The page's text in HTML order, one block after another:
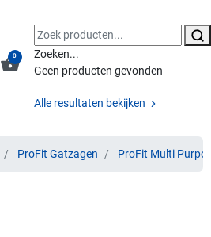
shopping_basket
0
Zoeken...
Geen producten gevonden
Alle resultaten bekijken
ProFit Gatzagen ProFit Multi